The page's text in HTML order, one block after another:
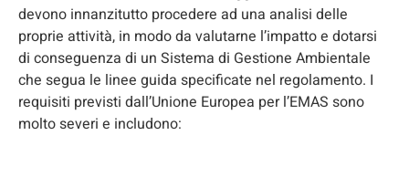
devono innanzitutto procedere ad una analisi delle
proprie attività, in modo da valutarne l’impatto e dotarsi
di conseguenza di un Sistema di Gestione Ambientale
che segua le linee guida specificate nel regolamento. I
requisiti previsti dall’Unione Europea per l’EMAS sono
molto severi e includono: